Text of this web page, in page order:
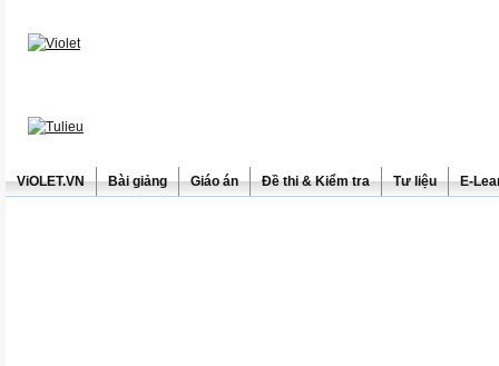
ViOLET.VN Bài giảng Giáo án Đề thi & Kiểm tra Tư liệu E-